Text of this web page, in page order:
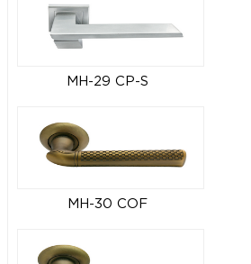
MH-29 CP-S
MH-30 COF